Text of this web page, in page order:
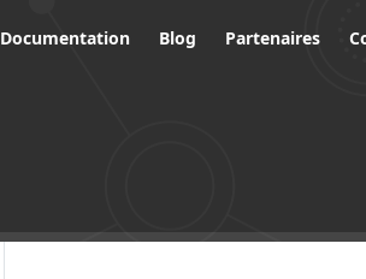
Documentation Blog Partenaires